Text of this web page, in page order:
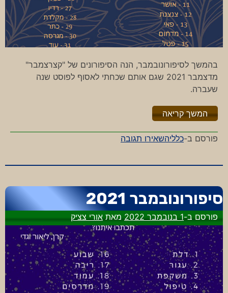
בהמשך לסיפורונובמבר, הנה הסיפורונים של "קצרצמבר"
מדצמבר 2021 שגם אותם שכחתי לאסוף לפוסט שנה
שעברה.
המשך קריאה"%s"
פורסם ב-כלליהשאירו תגובה
סיפורונובמבר 2021
פורסם ב-1 בנובמבר 2022 מאתאורי צציק